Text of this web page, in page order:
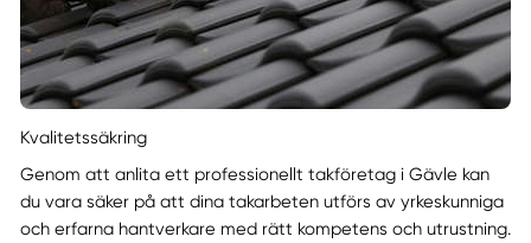
Kvalitetssäkring
Genom att anlita ett professionellt takföretag i Gävle kan
du vara säker på att dina takarbeten utförs av yrkeskunniga
och erfarna hantverkare med rätt kompetens och utrustning.